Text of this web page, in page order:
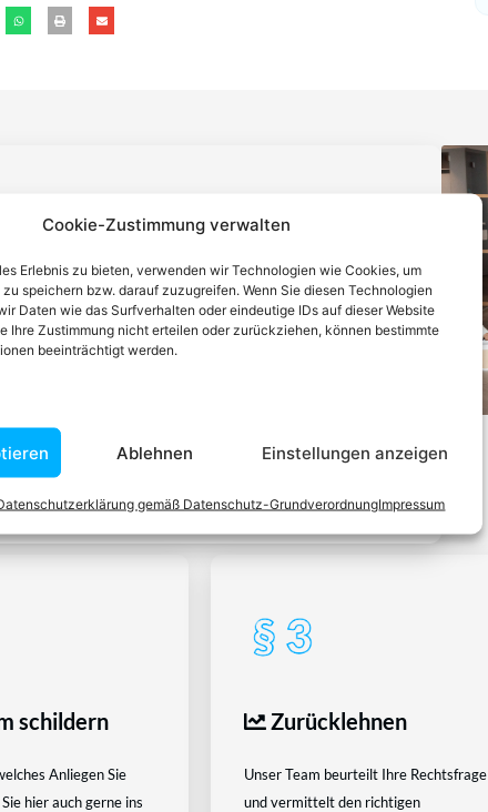
Cookie-Zustimmung verwalten
Erlebnis zu bieten, verwenden wir Technologien wie Cookies, um
speichern bzw. darauf zuzugreifen. Wenn Sie diesen Technologien
Daten wie das Surfverhalten oder eindeutige IDs auf dieser Website
Ihre Zustimmung nicht erteilen oder zurückziehen, können bestimmte
beeinträchtigt werden.
Ablehnen Einstellungen anzeigen
gemäß Datenschutz-GrundverordnungImpressum
finden, der auf Ihr
ist
da, über Rechtsfragen zu beraten und Klienten vor
Bereich der Rechtsberatung zu erbringen und
alle relevanten Herausforderungen dieses Systems
Best Choice der Anwälte in Österreich
schildern
Anliegen Sie
hier auch gerne ins
Zurücklehnen
Unser Team beurteilt Ihre Rechtsfrage
und vermittelt den richtigen